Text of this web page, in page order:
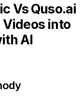
Vs Quso.ai
into
AI